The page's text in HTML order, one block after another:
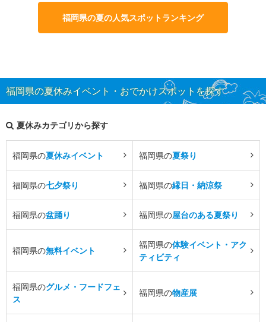
福岡県の夏の人気スポットランキング
福岡県の夏休みイベント・おでかけスポットを探す
夏休みカテゴリから探す
福岡県の夏休みイベント 福岡県の夏祭り
福岡県の七夕祭り 福岡県の縁日・納涼祭
福岡県の盆踊り 福岡県の屋台のある夏祭り
福岡県の無料イベント
福岡県の体験イベント・アク
ティビティ
福岡県のグルメ・フードフェ
ス
福岡県の物産展